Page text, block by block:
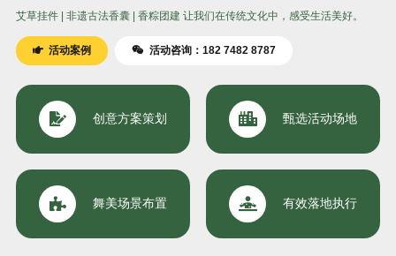
艾草挂件 | 非遗古法香囊 | 香粽团建 让我们在传统文化中，感受生活美好。
活动案例 活动咨询：182 7482 8787
创意方案策划 甄选活动场地
舞美场景布置 有效落地执行